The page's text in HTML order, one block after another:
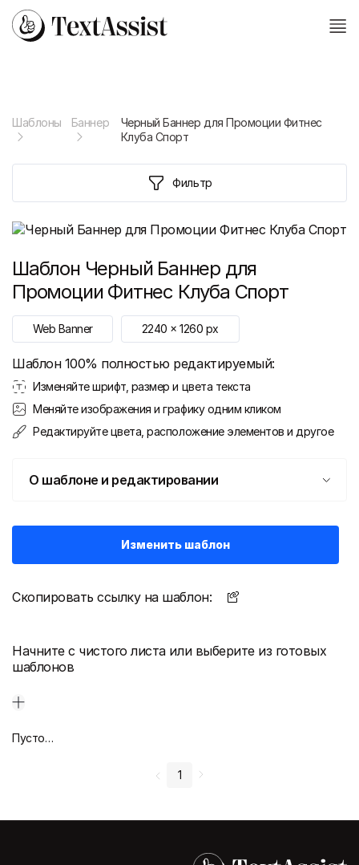
Шаблоны Баннер
Черный Баннер для Промоции Фитнес
Клуба Спорт
Фильтр
Шаблон Черный Баннер для
Промоции Фитнес Клуба Спорт
Web Banner 2240 x1260 px
Шаблон 100% полностью редактируемый:
Изменяйте шрифт, размер и цвета текста
Меняйте изображения и графику одним кликом
Редактируйте цвета, расположение элементов и другое
О шаблоне и редактировании
Изменить шаблон
Скопировать ссылку на шаблон:
Начните с чистого листа или выберите из готовых
шаблонов
Пустой дизайн-макет
1